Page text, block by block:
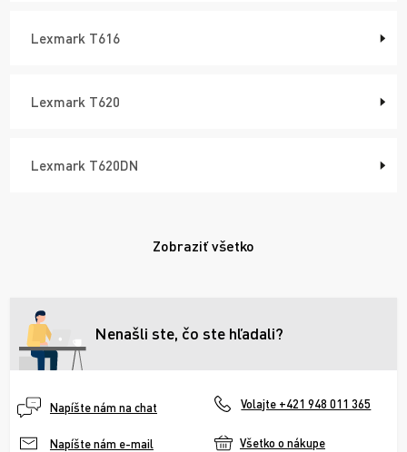
Lexmark T616
Lexmark T620
Lexmark T620DN
Zobraziť všetko
Nenašli ste, čo ste hľadali?
Napíšte nám na chat Volajte +421 948 011 365
Napíšte nám e-mail Všetko o nákupe